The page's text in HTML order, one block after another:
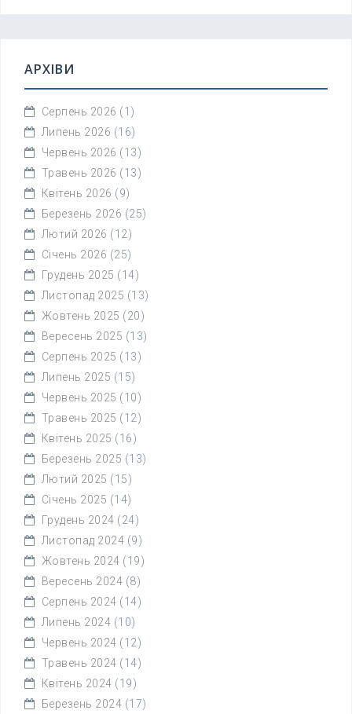
АРХІВИ
Серпень 2026 (1)
Липень 2026 (16)
Червень 2026 (13)
Травень 2026 (13)
Квітень 2026 (9)
Березень 2026 (25)
Лютий 2026 (12)
Січень 2026 (25)
Грудень 2025 (14)
Листопад 2025 (13)
Жовтень 2025 (20)
Вересень 2025 (13)
Серпень 2025 (13)
Липень 2025 (15)
Червень 2025 (10)
Травень 2025 (12)
Квітень 2025 (16)
Березень 2025 (13)
Лютий 2025 (15)
Січень 2025 (14)
Грудень 2024 (24)
Листопад 2024 (9)
Жовтень 2024 (19)
Вересень 2024 (8)
Серпень 2024 (14)
Липень 2024 (10)
Червень 2024 (12)
Травень 2024 (14)
Квітень 2024 (19)
Березень 2024 (17)